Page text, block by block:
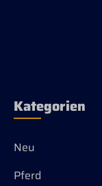
Kategorien
Neu
Pferd